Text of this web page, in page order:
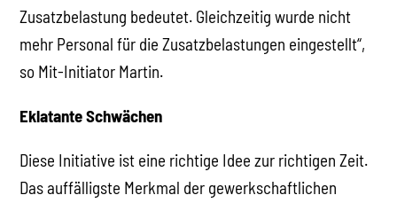
Zusatzbelastung bedeutet. Gleichzeitig wurde nicht
mehr Personal für die Zusatzbelastungen eingestellt“,
so Mit-Initiator Martin.
Eklatante Schwächen
Diese Initiative ist eine richtige Idee zur richtigen Zeit.
Das auffälligste Merkmal der gewerkschaftlichen